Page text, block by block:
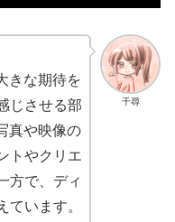
千尋
きな期待を
じさせる部
真や映像の
トやクリエ
方で、ディ
ています。